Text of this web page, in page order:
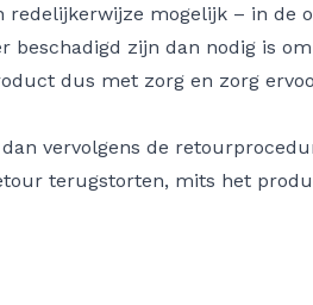
mogelijk – in de
beschadigd zijn dan nodig is
dus met zorg en zorg
vervolgens de
terugstorten, mits het